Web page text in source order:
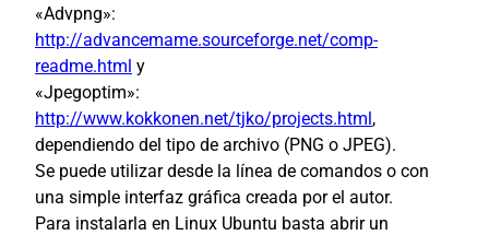
«Advpng»:
http://advancemame.sourceforge.net/comp-
readme.html y
«Jpegoptim»:
http://www.kokkonen.net/tjko/projects.html,
dependiendo del tipo de archivo (PNG o JPEG).
Se puede utilizar desde la línea de comandos o con
una simple interfaz gráfica creada por el autor.
Para instalarla en Linux Ubuntu basta abrir un